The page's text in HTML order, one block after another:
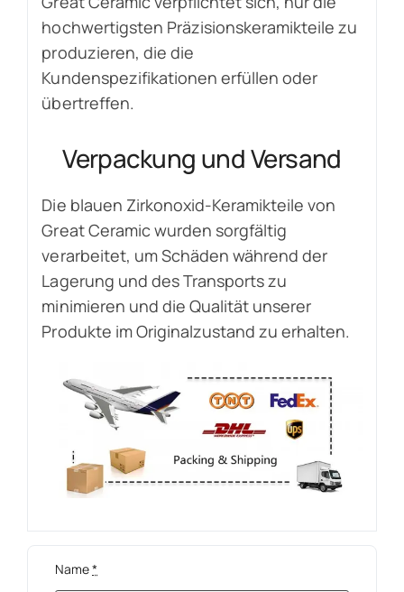
hochwertigsten Präzisionskeramikteile zu
produzieren, die die
Kundenspezifikationen erfüllen oder
übertreffen.
Verpackung und Versand
Die blauen Zirkonoxid-Keramikteile von
Great Ceramic wurden sorgfältig
verarbeitet, um Schäden während der
Lagerung und des Transports zu
minimieren und die Qualität unserer
Produkte im Originalzustand zu erhalten.
Name*